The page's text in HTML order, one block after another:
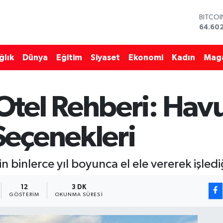
DOLAR
13.768
Dünya Eğitim Siyaset Ekonomi Kadın
Rehberi:
binlerce yıl boyunca el ele vererek
12
GÖSTERIM
3 DK
OKUNMA SÜRESI